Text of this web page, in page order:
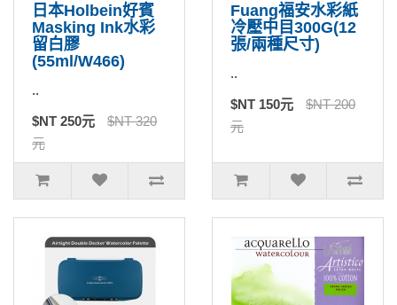
日本Holbein好賓
Masking Ink水彩
留白膠
(55ml/W466)
..
$NT 250元
$NT 320
元
Fuang福安水彩紙
冷壓中目300G(12
張/兩種尺寸)
..
$NT 150元
$NT 200
元